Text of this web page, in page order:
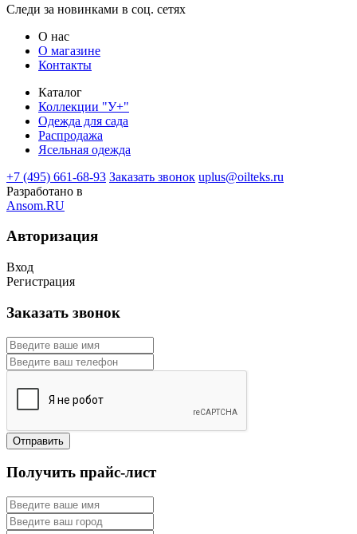
Следи за новинками в соц. сетях
О нас
О магазине
Контакты
Каталог
Коллекции "У+"
Одежда для сада
Распродажа
Ясельная одежда
+7 (495) 661-68-93 Заказать звонок uplus@oilteks.ru
Разработано в
Ansom.RU
Авторизация
Вход
Регистрация
Заказать звонок
Получить прайс-лист